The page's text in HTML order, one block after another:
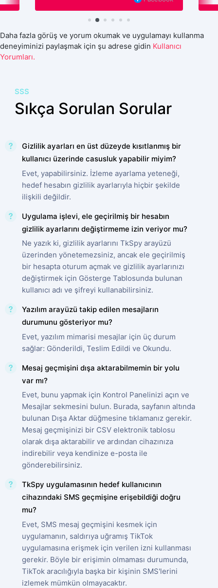
Daha fazla görüş ve yorum okumak ve uygulamayı kullanma
deneyiminizi paylaşmak için şu adrese gidin Kullanıcı
Yorumları.
SSS
Sıkça Sorulan Sorular
Gizlilik ayarları en üst düzeyde kısıtlanmış bir
kullanıcı üzerinde casusluk yapabilir miyim?
Evet, yapabilirsiniz. İzleme ayarlama yeteneği,
hedef hesabın gizlilik ayarlarıyla hiçbir şekilde
ilişkili değildir.
Uygulama işlevi, ele geçirilmiş bir hesabın
gizlilik ayarlarını değiştirmeme izin veriyor mu?
Ne yazık ki, gizlilik ayarlarını TkSpy arayüzü
üzerinden yönetemezsiniz, ancak ele geçirilmiş
bir hesapta oturum açmak ve gizlilik ayarlarınızı
değiştirmek için Gösterge Tablosunda bulunan
kullanıcı adı ve şifreyi kullanabilirsiniz.
Yazılım arayüzü takip edilen mesajların
durumunu gösteriyor mu?
Evet, yazılım mimarisi mesajlar için üç durum
sağlar: Gönderildi, Teslim Edildi ve Okundu.
Mesaj geçmişini dışa aktarabilmemin bir yolu
var mı?
Evet, bunu yapmak için Kontrol Panelinizi açın ve
Mesajlar sekmesini bulun. Burada, sayfanın altında
bulunan Dışa Aktar düğmesine tıklamanız gerekir.
Mesaj geçmişinizi bir CSV elektronik tablosu
olarak dışa aktarabilir ve ardından cihazınıza
indirebilir veya kendinize e-posta ile
gönderebilirsiniz.
TkSpy uygulamasının hedef kullanıcının
cihazındaki SMS geçmişine erişebildiği doğru
mu?
Evet, SMS mesaj geçmişini kesmek için
uygulamanın, saldırıya uğramış TikTok
uygulamasına erişmek için verilen izni kullanması
gerekir. Böyle bir erişimin olmaması durumunda,
TikTok aracılığıyla başka bir kişinin SMS'lerini
izlemek mümkün olmayacaktır.